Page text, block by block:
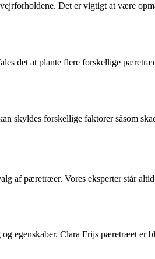
Det er vigtigt at være
det at plante flere forskellige
skyldes forskellige faktorer såsom
af pæretræer. Vores eksperter står
egenskaber. Clara Frijs pæretræet